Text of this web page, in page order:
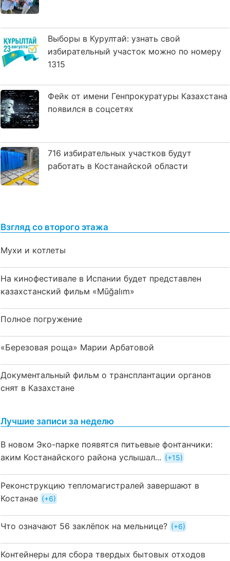
Выборы в Курултай: узнать свой
избирательный участок можно по номеру
1315
Фейк от имени Генпрокуратуры Казахстана
появился в соцсетях
716 избирательных участков будут
работать в Костанайской области
Взгляд со второго этажа
Мухи и котлеты
На кинофестивале в Испании будет представлен
казахстанский фильм «Mūğalım»
Полное погружение
«Березовая роща» Марии Арбатовой
Документальный фильм о трансплантации органов
снят в Казахстане
Лучшие записи за неделю
В новом Эко-парке появятся питьевые фонтанчики:
аким Костанайского района услышал...
+15
Реконструкцию тепломагистралей завершают в
Костанае
+6
Что означают 56 заклёпок на мельнице? +6
Контейнеры для сбора твердых бытовых отходов